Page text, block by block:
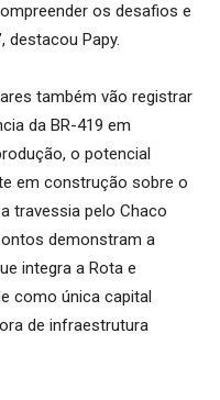
os desafios e
destacou Papy.
também vão registrar
da BR-419 em
o potencial
em construção sobre o
travessia pelo Chaco
demonstram a
integra a Rota e
como única capital
de infraestrutura